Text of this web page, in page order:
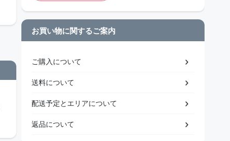
お買い物に関するご案内
ご購入について
送料について
配送予定とエリアについて
返品について